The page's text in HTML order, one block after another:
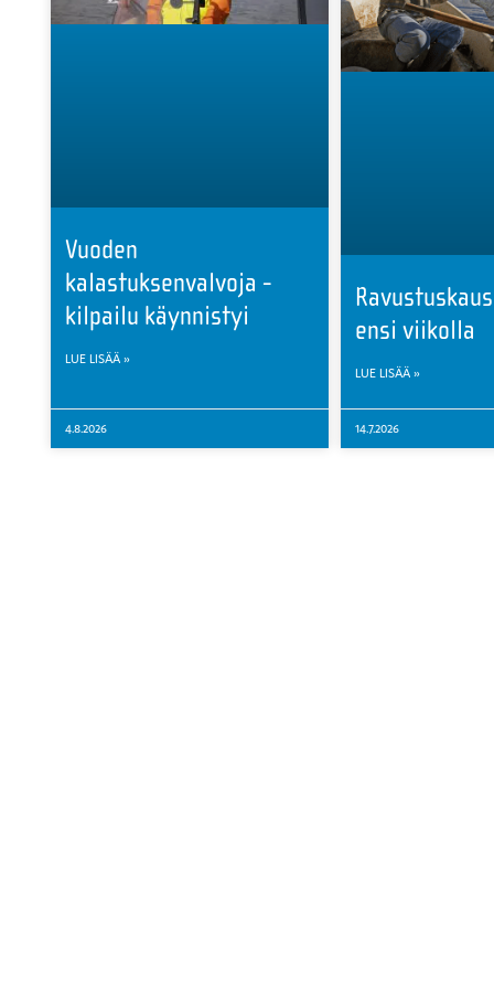
Vuoden
kalastuksenvalvoja -
kilpailu käynnistyi
LUE LISÄÄ »
4.8.2026
ensi viikolla
LUE LISÄÄ »
14.7.2026